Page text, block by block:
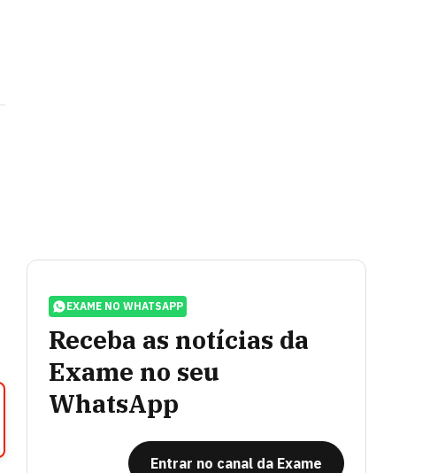
EXAME NO WHATSAPP
Receba as notícias da
Exame no seu
WhatsApp
Entrar no canal da Exame